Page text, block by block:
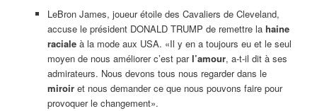
LeBron James, joueur étoile des Cavaliers de Cleveland,
accuse le président DONALD TRUMP de remettre la haine
racialeà la mode aux USA. «Il y en a toujours eu et le seul
moyen de nous améliorer c’est parl’amour, a-t-il dit à ses
admirateurs. Nous devons tous nous regarder dans le
miroiret nous demander ce que nous pouvons faire pour
provoquer le changement».